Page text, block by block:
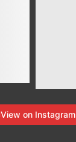
View on Instagram